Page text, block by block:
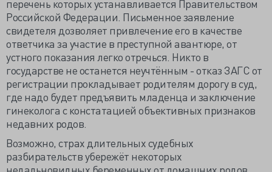
перечень которых устанавливается Правительством
Российской Федерации. Письменное заявление
свидетеля дозволяет привлечение его в качестве
ответчика за участие в преступной авантюре, от
устного показания легко отречься. Никто в
государстве не останется неучтённым - отказ ЗАГС от
регистрации прокладывает родителям дорогу в суд,
где надо будет предъявить младенца и заключение
гинеколога с констатацией объективных признаков
недавних родов.
Возможно, страх длительных судебных
разбирательств убережёт некоторых